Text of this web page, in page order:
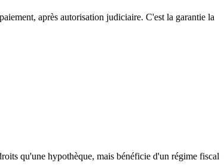
après autorisation judiciaire. C'est la garantie la
qu'une hypothèque, mais bénéficie d'un régime fiscal